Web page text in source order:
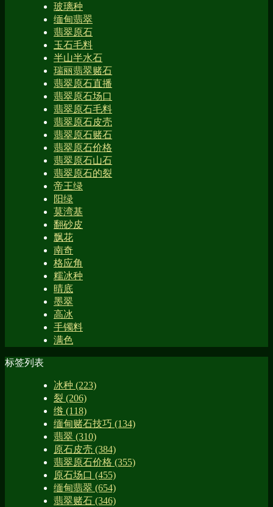
玻璃种
缅甸翡翠
翡翠原石
玉石毛料
半山半水石
瑞丽翡翠赌石
翡翠原石直播
翡翠原石场口
翡翠原石毛料
翡翠原石皮壳
翡翠原石赌石
翡翠原石价格
翡翠原石山石
翡翠原石的裂
帝王绿
阳绿
莫湾基
翻砂皮
飘花
南奇
格应角
糯冰种
晴底
墨翠
高冰
手镯料
满色
标签列表
冰种 (223)
裂 (206)
绺 (118)
缅甸赌石技巧 (134)
翡翠 (310)
原石皮壳 (384)
翡翠原石价格 (355)
原石场口 (455)
缅甸翡翠 (654)
翡翠赌石 (346)